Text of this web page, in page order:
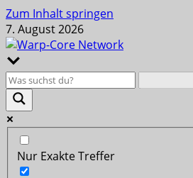
Zum Inhalt springen
7. August 2026
Nur Exakte Treffer